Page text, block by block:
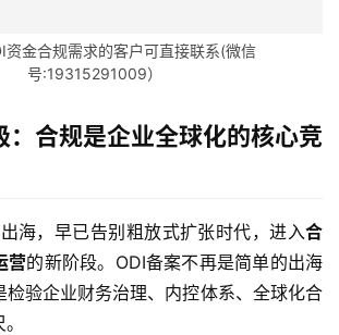
资金合规需求的客户可直接联系(微信
号:19315291009）
：合规是企业全球化的核心竞
海，早已告别粗放式扩张时代，进入合
营的新阶段。ODI备案不再是简单的出海
检验企业财务治理、内控体系、全球化合